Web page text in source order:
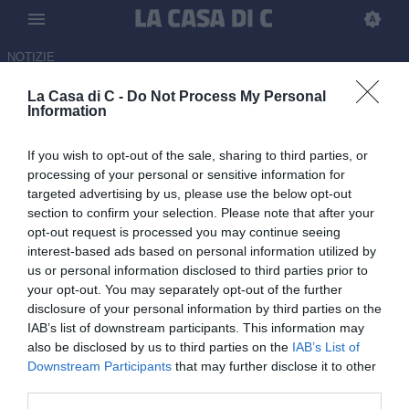
La Casa di C - Do Not Process My Personal
Information
If you wish to opt-out of the sale, sharing to third parties, or
processing of your personal or sensitive information for
targeted advertising by us, please use the below opt-out
section to confirm your selection. Please note that after your
opt-out request is processed you may continue seeing
interest-based ads based on personal information utilized by
us or personal information disclosed to third parties prior to
your opt-out. You may separately opt-out of the further
disclosure of your personal information by third parties on the
IAB’s list of downstream participants. This information may
also be disclosed by us to third parties on the IAB’s List of
Downstream Participants that may further disclose it to other
NOTIZIE
Ospitaletto vicino a Edoardo
Parma
06.07.2026 17:40 di Redazione
Reduce da una stagione da assoluto protagonista con il Parma
Primavera, Edoardo Tigani è pronto al salto tra i professionisti